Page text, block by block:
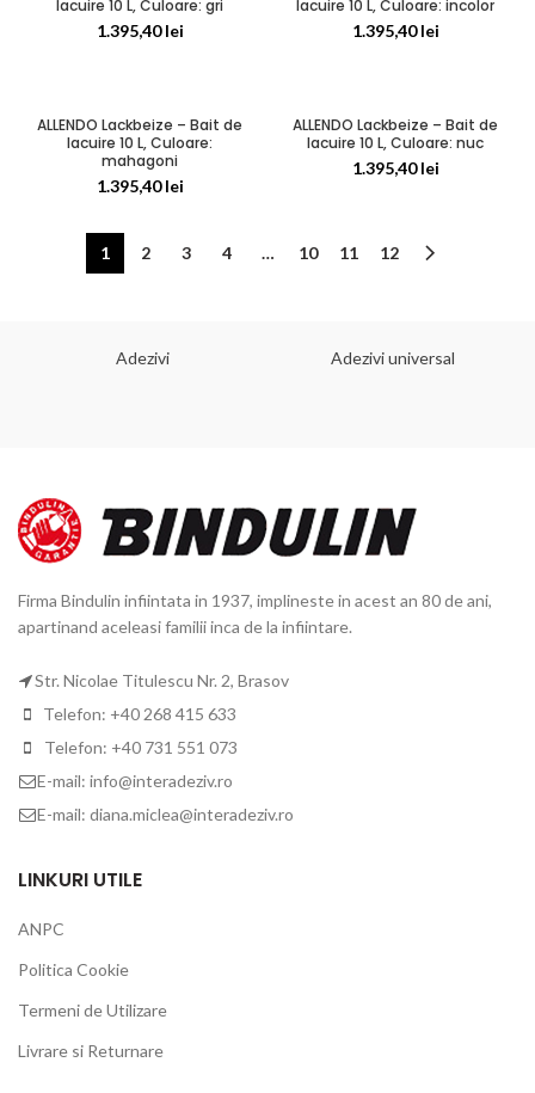
lacuire 10 L, Culoare: gri
1.395,40lei
lacuire 10 L, Culoare: incolor
1.395,40lei
ALLENDO Lackbeize – Bait de
lacuire 10 L, Culoare:
mahagoni
1.395,40lei
ALLENDO Lackbeize – Bait de
lacuire 10 L, Culoare: nuc
1.395,40lei
1 2 3 4 … 10 11 12
Adezivi Adezivi universal
Firma Bindulin infiintata in 1937, implineste in acest an 80 de ani,
apartinand aceleasi familii inca de la infiintare.
Str. Nicolae Titulescu Nr. 2, Brasov
Telefon: +40 268 415 633
Telefon: +40 731 551 073
E-mail: info@interadeziv.ro
E-mail: diana.miclea@interadeziv.ro
LINKURI UTILE
ANPC
Politica Cookie
Termeni de Utilizare
Livrare si Returnare